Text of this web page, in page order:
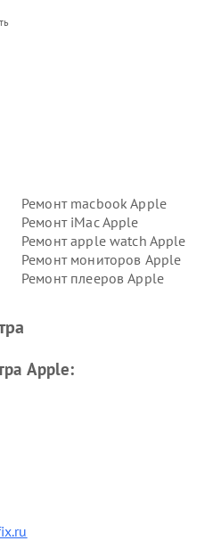
Ремонт macbook Apple
Ремонт iMac Apple
Ремонт apple watch Apple
Ремонт мониторов Apple
Ремонт плееров Apple
Apple: